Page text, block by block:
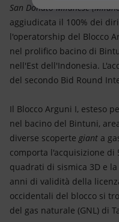
Modello satellitare
Energia accessibile
Innovazione
Attività nel mondo
San Donato Milanese
aggiudicata il 100% dei
l'operatorship del Blocco
nel prolifico bacino di
nell'Est dell'Indonesia.
del secondo Bid Round
Il Blocco Arguni I, esteso
nel bacino del Bintuni,
diverse scoperte giant a
comporta l'acquisizione di
quadrati di sismica 3D e
anni di validità della
occidentali del blocco si
del gas naturale (GNL) di